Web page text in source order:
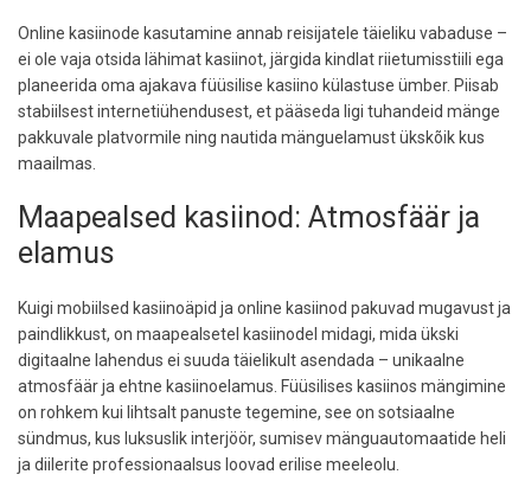
Online kasiinode kasutamine annab reisijatele täieliku vabaduse –
ei ole vaja otsida lähimat kasiinot, järgida kindlat riietumisstiili ega
planeerida oma ajakava füüsilise kasiino külastuse ümber. Piisab
stabiilsest internetiühendusest, et pääseda ligi tuhandeid mänge
pakkuvale platvormile ning nautida mänguelamust ükskõik kus
maailmas.
Maapealsed kasiinod: Atmosfäär ja
elamus
Kuigi mobiilsed kasiinoäpid ja online kasiinod pakuvad mugavust ja
paindlikkust, on maapealsetel kasiinodel midagi, mida ükski
digitaalne lahendus ei suuda täielikult asendada – unikaalne
atmosfäär ja ehtne kasiinoelamus. Füüsilises kasiinos mängimine
on rohkem kui lihtsalt panuste tegemine, see on sotsiaalne
sündmus, kus luksuslik interjöör, sumisev mänguautomaatide heli
ja diilerite professionaalsus loovad erilise meeleolu.